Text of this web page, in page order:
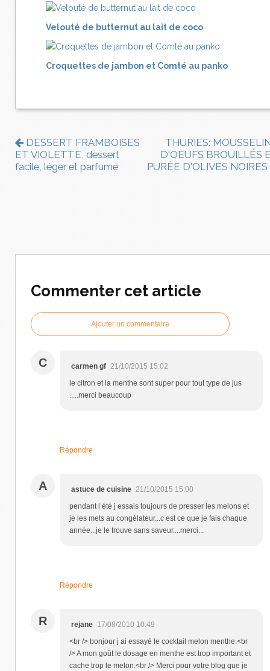
Velouté de butternut au lait de coco
Croquettes de jambon et Comté au panko
DESSERT FRAMBOISES
ET VIOLETTE, dessert
facile, léger et parfumé
THURIES:
D'OEUFS BROUILLÉS
PURÉE D'OLIVES NOIRES
Commenter cet article
Ajouter un commentaire
C carmen gf 21/10/2015 15:02
le citron et la menthe sont super pour tout type de jus
.....merci beaucoup
Répondre
A astuce de cuisine 21/10/2015 15:00
pendant l été j essais toujours de presser les melons et
je les mets au congélateur...c est ce que je fais chaque
année...je le trouve sans saveur....merci...
Répondre
R rejane 17/08/2010 10:49
<br /> bonjour j ai essayé le cocktail melon menthe.<br
/> A mon goût le dosage en menthe est trop important et
cache trop le melon.<br /> Merci pour votre blog que je